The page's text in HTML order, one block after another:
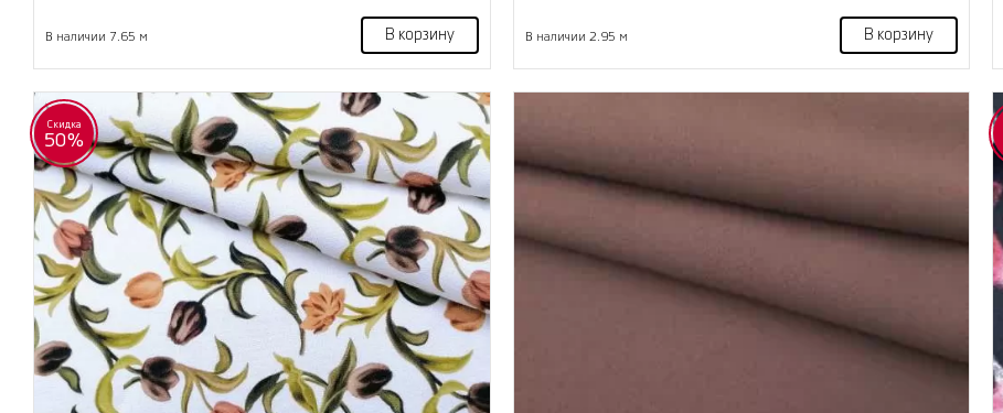
В наличии 7.65 м В корзину В наличии 2.95 м В корзину
Скидка
50%